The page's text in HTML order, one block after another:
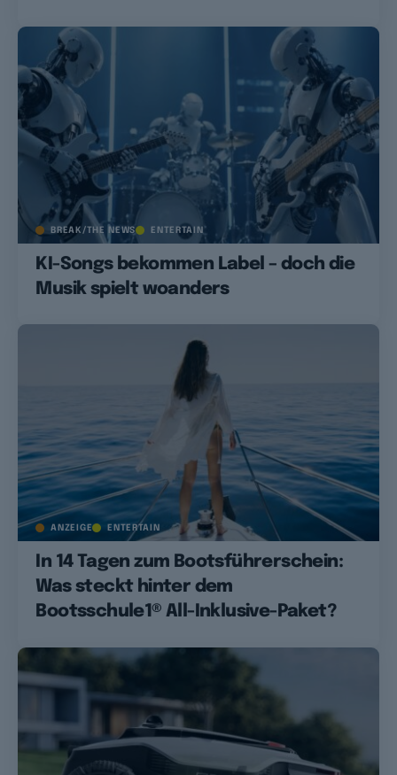
BREAK/THE NEWS ENTERTAIN
KI-Songs bekommen Label – doch die
Musik spielt woanders
ANZEIGE ENTERTAIN
In 14 Tagen zum Bootsführerschein:
Was steckt hinter dem
Bootsschule1® All-Inklusive-Paket?